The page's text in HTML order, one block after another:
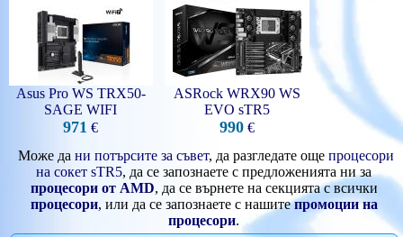
Asus Pro WS TRX50-
SAGE WIFI
971 €
ASRock WRX90 WS
EVO sTR5
990 €
Може дани потърсите за съвет, да разгледате ощепроцесори
на сокет sTR5, да се запознаете с предложенията ни за
процесори от AMD, да се върнете на секцията с всички
процесори, или да се запознаете с нашитепромоции на
процесори.